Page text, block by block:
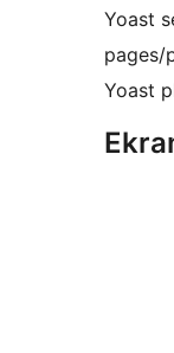
Yoast
pages/
Yoast